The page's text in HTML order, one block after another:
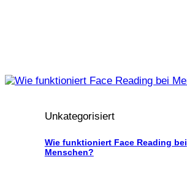
Unkategorisiert
Wie funktioniert Face Reading bei
Menschen?